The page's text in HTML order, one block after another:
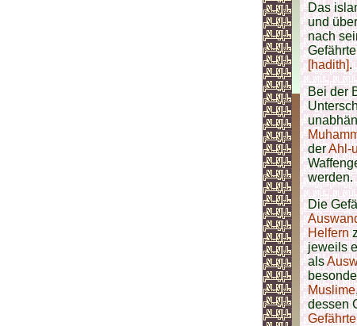
Das
und
nach
[hadith].
Bei der
derAhl-
werden.
Die
Helfern
jeweils
als
Muslime
dessen